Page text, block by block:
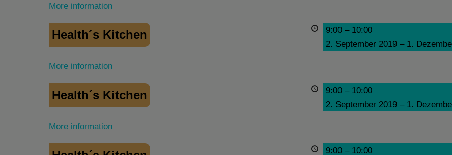
More information
Health´s Kitchen 9:00 – 10:00
2. September 2019 – 1.
More information
Health´s Kitchen 9:00 – 10:00
2. September 2019 – 1.
More information
9:00 – 10:00